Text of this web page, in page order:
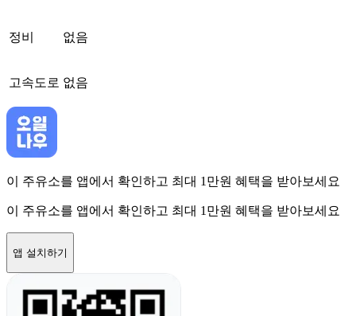
정비 없음
고속도로 없음
이 주유소를 앱에서 확인하고 최대 1만원 혜택을 받아보세요
이 주유소를 앱에서 확인하고 최대 1만원 혜택을 받아보세요
앱 설치하기